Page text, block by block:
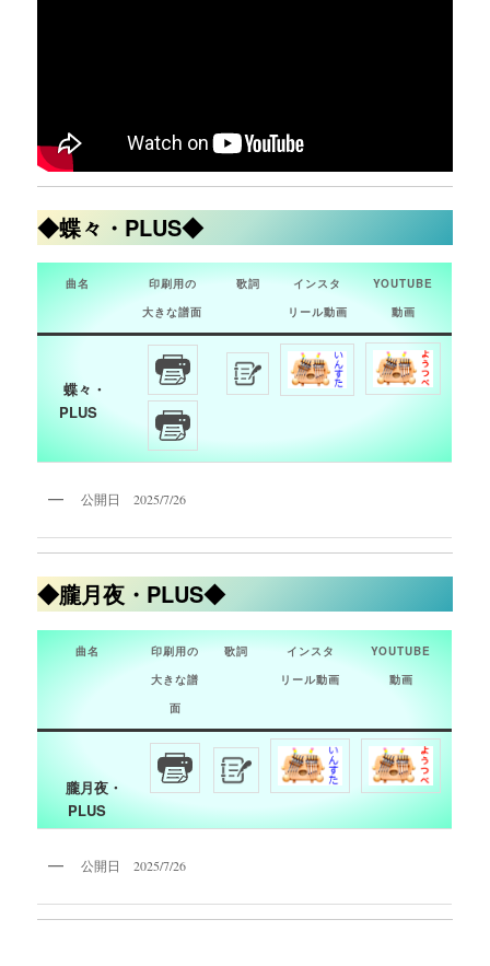
◆蝶々・PLUS◆
曲名
印刷用の
大きな譜面
歌詞
インスタ
リール動画
YOUTUBE
動画
蝶々・
PLUS
公開日 2025/7/26
◆朧月夜・PLUS◆
曲名
印刷用の
大きな譜
面
歌詞
インスタ
リール動画
YOUTUBE
動画
朧月夜・
PLUS
公開日 2025/7/26